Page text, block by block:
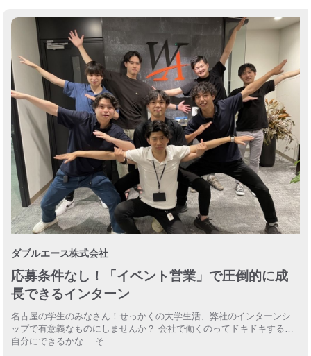
ダブルエース株式会社
応募条件なし！「イベント営業」で圧倒的に成
長できるインターン
名古屋の学生のみなさん！せっかくの大学生活、弊社のインターンシ
ップで有意義なものにしませんか？ 会社で働くのってドキドキする…
自分にできるかな… そ…